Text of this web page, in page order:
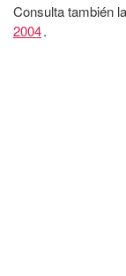
Consulta también
2004.